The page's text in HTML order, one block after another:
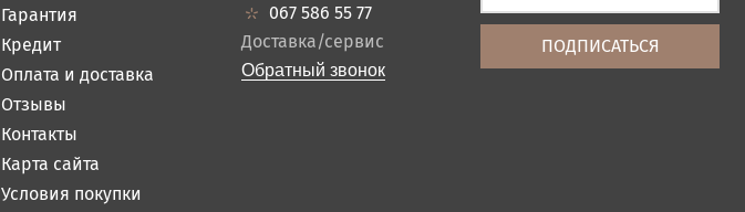
Гарантия
Кредит
Оплата и доставка
Отзывы
Контакты
Карта сайта
Условия покупки
067 586 55 77
Доставка/сервис
Обратный звонок